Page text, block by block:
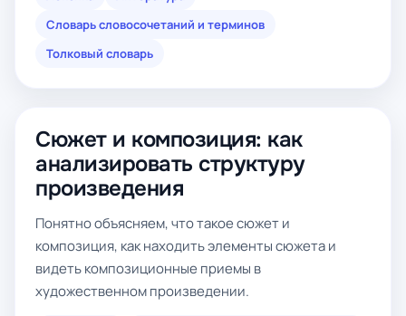
Словарь словосочетаний и терминов
Толковый словарь
Сюжет и композиция: как
анализировать структуру
произведения
Понятно объясняем, что такое сюжет и
композиция, как находить элементы сюжета и
видеть композиционные приемы в
художественном произведении.